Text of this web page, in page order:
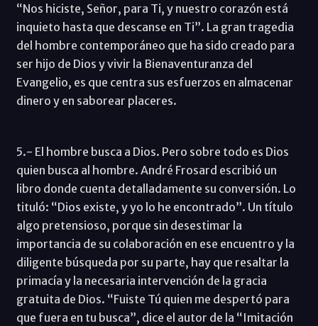
“Nos hiciste, Señor, para Ti, y nuestro corazón está
inquieto hasta que descanse en Ti”. La gran tragedia
del hombre contemporáneo que ha sido creado para
ser hijo de Dios y vivir la Bienaventuranza del
Evangelio, es que centra sus esfuerzos en almacenar
dinero y en saborear placeres.
5.- El hombre busca a Dios. Pero sobre todo es Dios
quien busca al hombre. André Frosard escribió un
libro donde cuenta detalladamente su conversión. Lo
tituló: “Dios existe, y yo lo he encontrado”. Un título
algo pretensioso, porque sin desestimar la
importancia de su colaboración en ese encuentro y la
diligente búsqueda por su parte, hay que resaltar la
primacía y la necesaria intervención de la gracia
gratuita de Dios. “Fuiste Tú quien me despertó para
que fuera en tu busca”, dice el autor de la “Imitación